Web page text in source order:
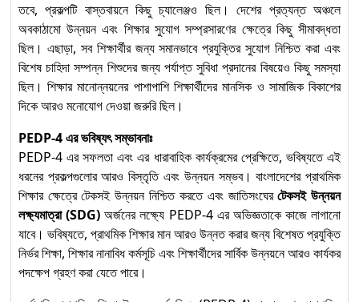
তবে, প্রকল্পটি বাস্তবায়নে কিছু চ্যালেঞ্জও ছিল। দেশের প্রত্যন্ত অঞ্চলে
অবকাঠামো উন্নয়ন এবং শিক্ষার সুযোগ সম্প্রসারণের ক্ষেত্রে কিছু সীমাবদ্ধতা
ছিল। এছাড়া, সব শিক্ষার্থীর জন্য সমানভাবে প্রযুক্তির সুযোগ নিশ্চিত করা এবং
বিশেষ চাহিদা সম্পন্ন শিশুদের জন্য পর্যাপ্ত সুবিধা প্রদানের বিষয়েও কিছু সমস্যা
ছিল। শিক্ষার মানোন্নয়নের পাশাপাশি শিক্ষার্থীদের মানসিক ও সামাজিক বিকাশের
দিকে আরও মনোযোগ দেওয়া জরুরি ছিল।
PEDP-4 এর ভবিষ্যৎ সম্ভাবনাঃ
PEDP-4 এর সফলতা এবং এর ধারাবাহিক কার্যক্রমের প্রেক্ষিতে, ভবিষ্যতে এই
ধরনের প্রকল্পগুলোর আরও বিস্তৃতি এবং উন্নয়ন সম্ভব। বাংলাদেশের প্রাথমিক
শিক্ষার ক্ষেত্রে টেকসই উন্নয়ন নিশ্চিত করতে এবং জাতিসংঘেরটেকসই উন্নয়ন
লক্ষ্যমাত্রা (SDG) অর্জনের লক্ষ্যে PEDP-4 এর অভিজ্ঞতাকে কাজে লাগানো
যাবে। ভবিষ্যতে, প্রাথমিক শিক্ষার মান আরও উন্নত করার জন্য বিশেষত প্রযুক্তি
নির্ভর শিক্ষা, শিক্ষার নানাবিধ কর্মসূচি এবং শিক্ষার্থীদের সার্বিক উন্নয়নে আরও কার্যকর
পদক্ষেপ গ্রহণ করা যেতে পারে।